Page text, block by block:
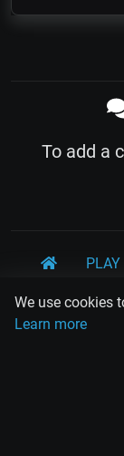
We use cookies
Learn more
To add a
PLAY
TANDA